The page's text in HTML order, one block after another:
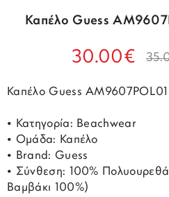
Καπέλο Guess
30.00€
Καπέλο Guess
• Κατηγορία: Beachwear
• Ομάδα: Καπέλο
• Brand: Guess
• Σύνθεση: 100%
Βαμβάκι 100%)